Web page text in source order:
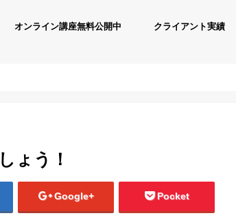
オンライン講座無料公開中 クライアント実績
ょう！
Google+ Pocket